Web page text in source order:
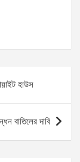
হাউস
বাতিলের দাবি